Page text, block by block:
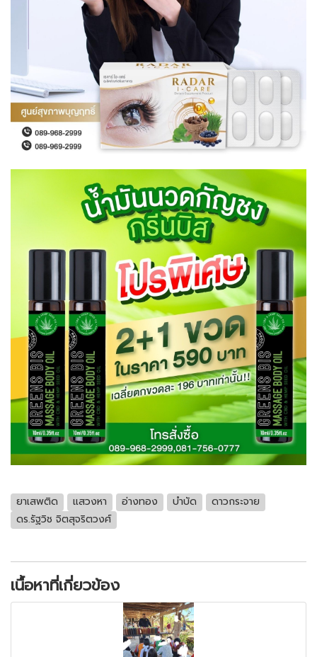
ยาเสพติด แสวงหา อ่างทอง บำบัด
ดาวกระจาย
ดร.รัฐวิช จิตสุจริตวงศ์
เนื้อหาที่เกี่ยวข้อง